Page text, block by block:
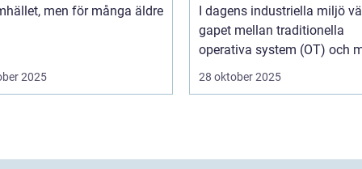
men för många äldre
2025
I dagens industriella miljö
gapet mellan traditionella
operativa system (OT) och
28 oktober 2025